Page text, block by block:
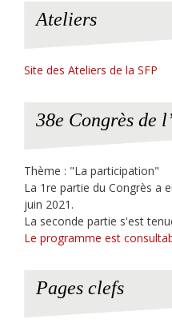
Ateliers
Site des Ateliers de la SFP
38e Congrès de
Thème : "La participation"
La 1re partie du Congrès a
juin 2021.
La seconde partie s'est
Le programme est
Pages clefs